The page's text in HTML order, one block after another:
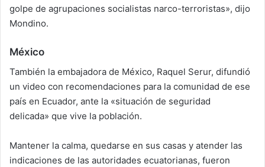
golpe de agrupaciones socialistas narco-terroristas», dijo
Mondino.
México
También la embajadora de México, Raquel Serur, difundió
un video con recomendaciones para la comunidad de ese
país en Ecuador, ante la «situación de seguridad
delicada» que vive la población.
Mantener la calma, quedarse en sus casas y atender las
indicaciones de las autoridades ecuatorianas, fueron